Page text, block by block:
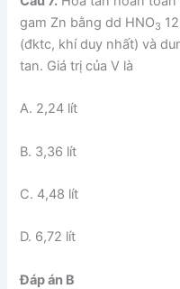
gam Zn bằng dd HNO3
(đktc, khí duy nhất) và
tan. Giá trị của V là
A. 2,24 lít
B. 3,36 lít
C. 4,48 lít
D. 6,72 lít
Đáp án B